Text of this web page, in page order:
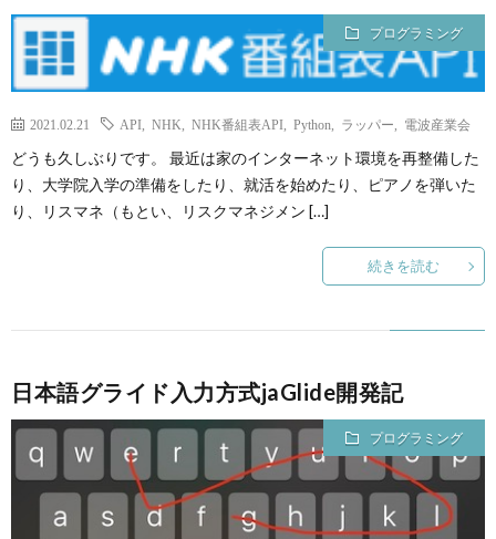
プログラミング
2021.02.21 API NHK NHK番組表API Python ラッパー 電波産業会
どうも久しぶりです。 最近は家のインターネット環境を再整備した
り、大学院入学の準備をしたり、就活を始めたり、ピアノを弾いた
り、リスマネ（もとい、リスクマネジメン […]
続きを読む
日本語グライド入力方式jaGlide開発記
プログラミング